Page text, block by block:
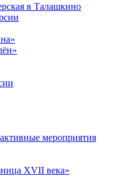
в Талашкино
мероприятия
XVII века»